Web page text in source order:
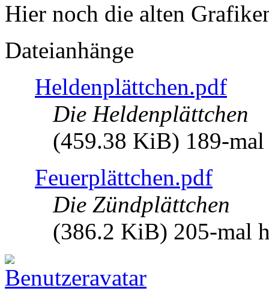
Hier noch die alten
Dateianhänge
Heldenplättchen.pdf
Die Heldenplättchen
(459.38 KiB) 189-mal
Feuerplättchen.pdf
Die Zündplättchen
(386.2 KiB) 205-mal